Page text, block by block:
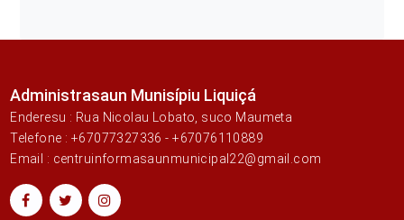
Administrasaun Munisípiu Liquiçá
Enderesu : Rua Nicolau Lobato, suco Maumeta
Telefone : +67077327336 - +67076110889
Email : centruinformasaunmunicipal22@gmail.com